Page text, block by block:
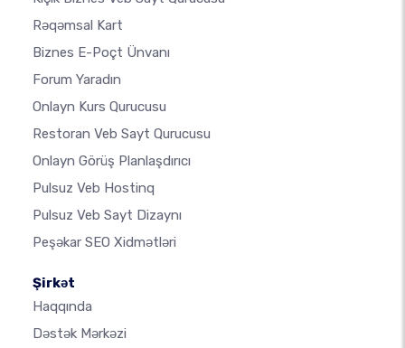
Rəqəmsal Kart
Biznes E-Poçt Ünvanı
Forum Yaradın
Onlayn Kurs Qurucusu
Restoran Veb Sayt Qurucusu
Onlayn Görüş Planlaşdırıcı
Pulsuz Veb Hostinq
Pulsuz Veb Sayt Dizaynı
Peşəkar SEO Xidmətləri
Şirkət
Haqqında
Dəstək Mərkəzi